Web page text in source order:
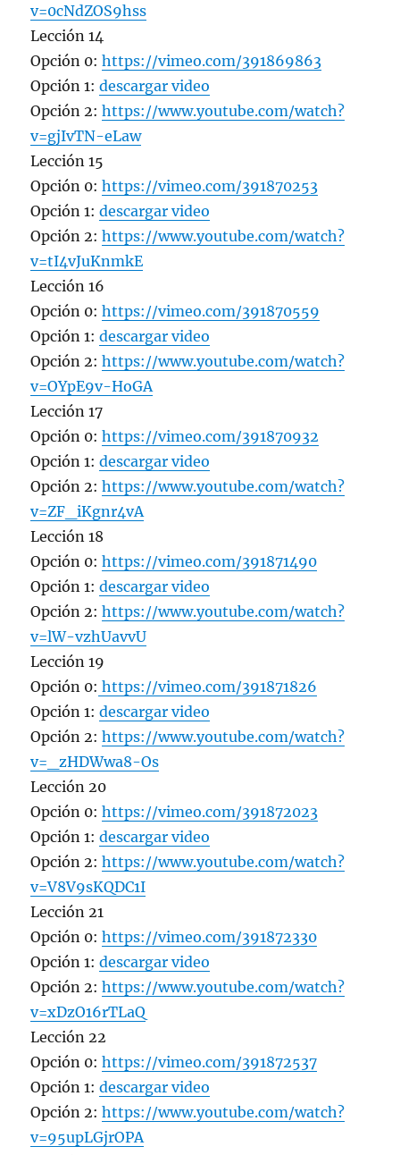
v=0cNdZOS9hss
Lección 14
Opción 0:https://vimeo.com/391869863
Opción 1:descargar video
Opción 2:https://www.youtube.com/watch?
v=gjIvTN-eLaw
Lección 15
Opción 0:https://vimeo.com/391870253
Opción 1:descargar video
Opción 2:https://www.youtube.com/watch?
v=tI4vJuKnmkE
Lección 16
Opción 0:https://vimeo.com/391870559
Opción 1:descargar video
Opción 2:https://www.youtube.com/watch?
v=OYpE9v-HoGA
Lección 17
Opción 0:https://vimeo.com/391870932
Opción 1:descargar video
Opción 2:https://www.youtube.com/watch?
v=ZF_iKgnr4vA
Lección 18
Opción 0:https://vimeo.com/391871490
Opción 1:descargar video
Opción 2:https://www.youtube.com/watch?
v=lW-vzhUavvU
Lección 19
Opción 0: https://vimeo.com/391871826
Opción 1:descargar video
Opción 2:https://www.youtube.com/watch?
v=_zHDWwa8-Os
Lección 20
Opción 0:https://vimeo.com/391872023
Opción 1:descargar video
Opción 2:https://www.youtube.com/watch?
v=V8V9sKQDC1I
Lección 21
Opción 0:https://vimeo.com/391872330
Opción 1:descargar video
Opción 2:https://www.youtube.com/watch?
v=xDzO16rTLaQ
Lección 22
Opción 0:https://vimeo.com/391872537
Opción 1:descargar video
Opción 2:https://www.youtube.com/watch?
v=95upLGjrOPA